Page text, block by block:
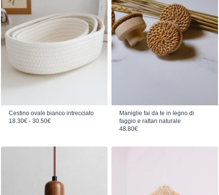
Cestino ovale bianco intrecciato
18.30€ - 30.50€Fascia di prezzo: da 18.30€ a 30.50€
Maniglie fai da te in legno di
faggio e rattan naturale
48.80€